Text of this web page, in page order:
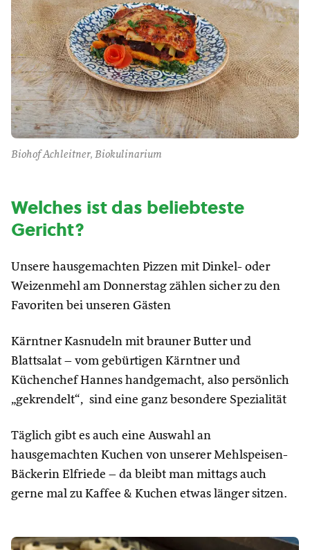
Biohof Achleitner, Biokulinarium
Welches ist das beliebteste
Gericht?
Unsere hausgemachten Pizzen mit Dinkel- oder
Weizenmehl am Donnerstag zählen sicher zu den
Favoriten bei unseren Gästen
Kärntner Kasnudeln mit brauner Butter und
Blattsalat – vom gebürtigen Kärntner und
Küchenchef Hannes handgemacht, also persönlich
„gekrendelt“, sind eine ganz besondere Spezialität
Täglich gibt es auch eine Auswahl an
hausgemachten Kuchen von unserer Mehlspeisen-
Bäckerin Elfriede – da bleibt man mittags auch
gerne mal zu Kaffee & Kuchen etwas länger sitzen.